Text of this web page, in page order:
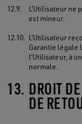
12.9.
L’Utilisateur ne
est mineur.
12.10. L’Utilisateur
Garantie légale
l’Utilisateur, à
normale.
13. DROIT
DE